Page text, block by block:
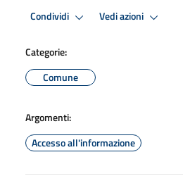
Condividi Vedi azioni
Categorie:
Comune
Argomenti:
Accesso all'informazione